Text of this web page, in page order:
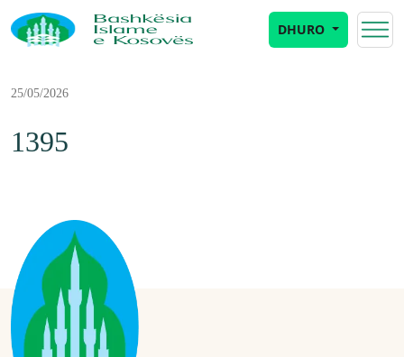
DHURO
25/05/2026
1395